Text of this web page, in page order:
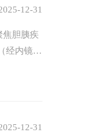
12-31
焦胆胰疾
经内镜逆
12-31